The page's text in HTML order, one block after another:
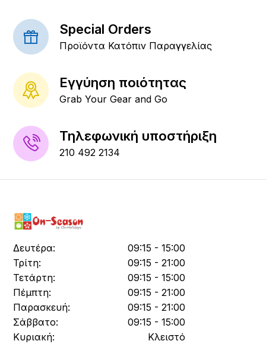
Special Orders
Προϊόντα Κατόπιν Παραγγελίας
Εγγύηση ποιότητας
Grab Your Gear and Go
Τηλεφωνική υποστήριξη
210 492 2134
Δευτέρα:
09:15 - 15:00
Τρίτη:
09:15 - 21:00
Τετάρτη:
09:15 - 15:00
Πέμπτη:
09:15 - 21:00
Παρασκευή:
09:15 - 21:00
Σάββατο:
09:15 - 15:00
Κυριακή:
Κλειστό